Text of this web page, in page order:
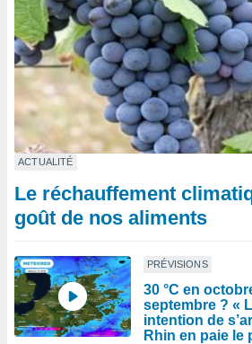
ACTUALITÉ
Le réchauffement
goût de nos aliments
PRÉVISIONS
30 °C en
septembre ? «
intention de
Rhin en paie le